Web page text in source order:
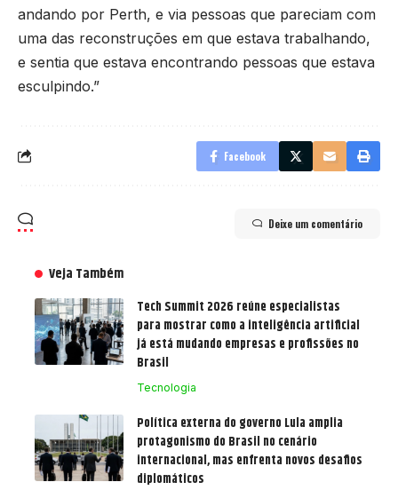
andando por Perth, e via pessoas que pareciam com
uma das reconstruções em que estava trabalhando,
e sentia que estava encontrando pessoas que estava
esculpindo.”
Facebook
Deixe um comentário
Veja Também
Tech Summit 2026 reúne especialistas
para mostrar como a inteligência artificial
já está mudando empresas e profissões no
Brasil
Tecnologia
Política externa do governo Lula amplia
protagonismo do Brasil no cenário
internacional, mas enfrenta novos desafios
diplomáticos